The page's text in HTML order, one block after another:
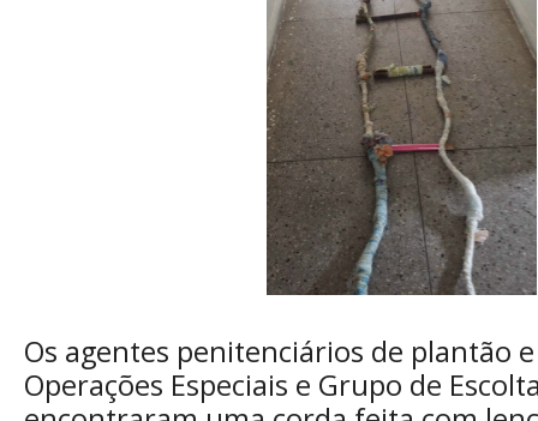
Os agentes penitenciários de plantão
Operações Especiais e Grupo de